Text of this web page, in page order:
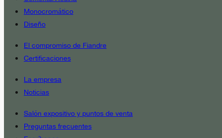
Monocromático
Diseño
El compromiso de Fiandre
Certificaciones
La empresa
Noticias
Salón expositivo y puntos de venta
Preguntas frecuentes